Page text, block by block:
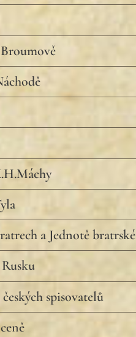
a Jednotě bratrské
spisovatelů